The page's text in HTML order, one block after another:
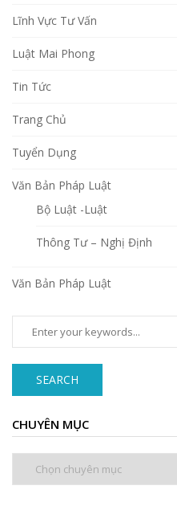
Lĩnh Vực Tư Vấn
Luật Mai Phong
Tin Tức
Trang Chủ
Tuyển Dụng
Văn Bản Pháp Luật
Bộ Luật -Luật
Thông Tư – Nghị Định
Văn Bản Pháp Luật
SEARCH
CHUYÊN MỤC